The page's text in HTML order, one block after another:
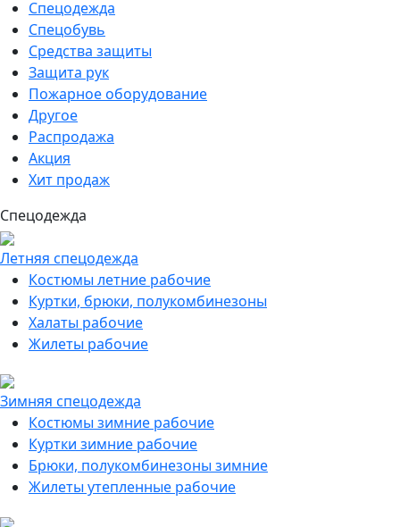
Спецодежда
Спецобувь
Средства защиты
Защита рук
Пожарное оборудование
Другое
Распродажа
Акция
Хит продаж
Спецодежда
Летняя спецодежда
Костюмы летние рабочие
Куртки, брюки, полукомбинезоны
Халаты рабочие
Жилеты рабочие
Зимняя спецодежда
Костюмы зимние рабочие
Куртки зимние рабочие
Брюки, полукомбинезоны зимние
Жилеты утепленные рабочие